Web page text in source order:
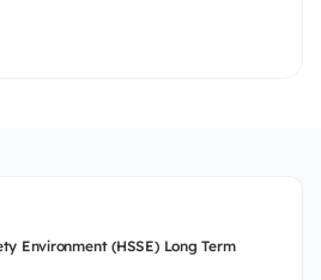
Environment (HSSE) Long Term